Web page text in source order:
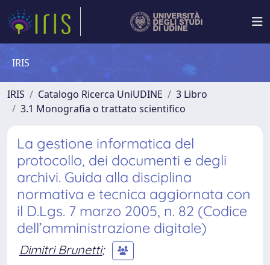
IRIS
IRIS Catalogo Ricerca UniUDINE
3 Libro
3.1 Monografia o trattato scientifico
La gestione informatica del
protocollo, dei documenti e degli
archivi. Guida alla disciplina
normativa e tecnica aggiornata con
il D.Lgs. 7 marzo 2005, n. 82 (Codice
dell’amministrazione digitale)
Dimitri Brunetti;